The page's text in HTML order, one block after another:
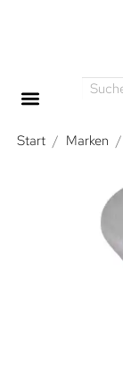
Start / Marken /